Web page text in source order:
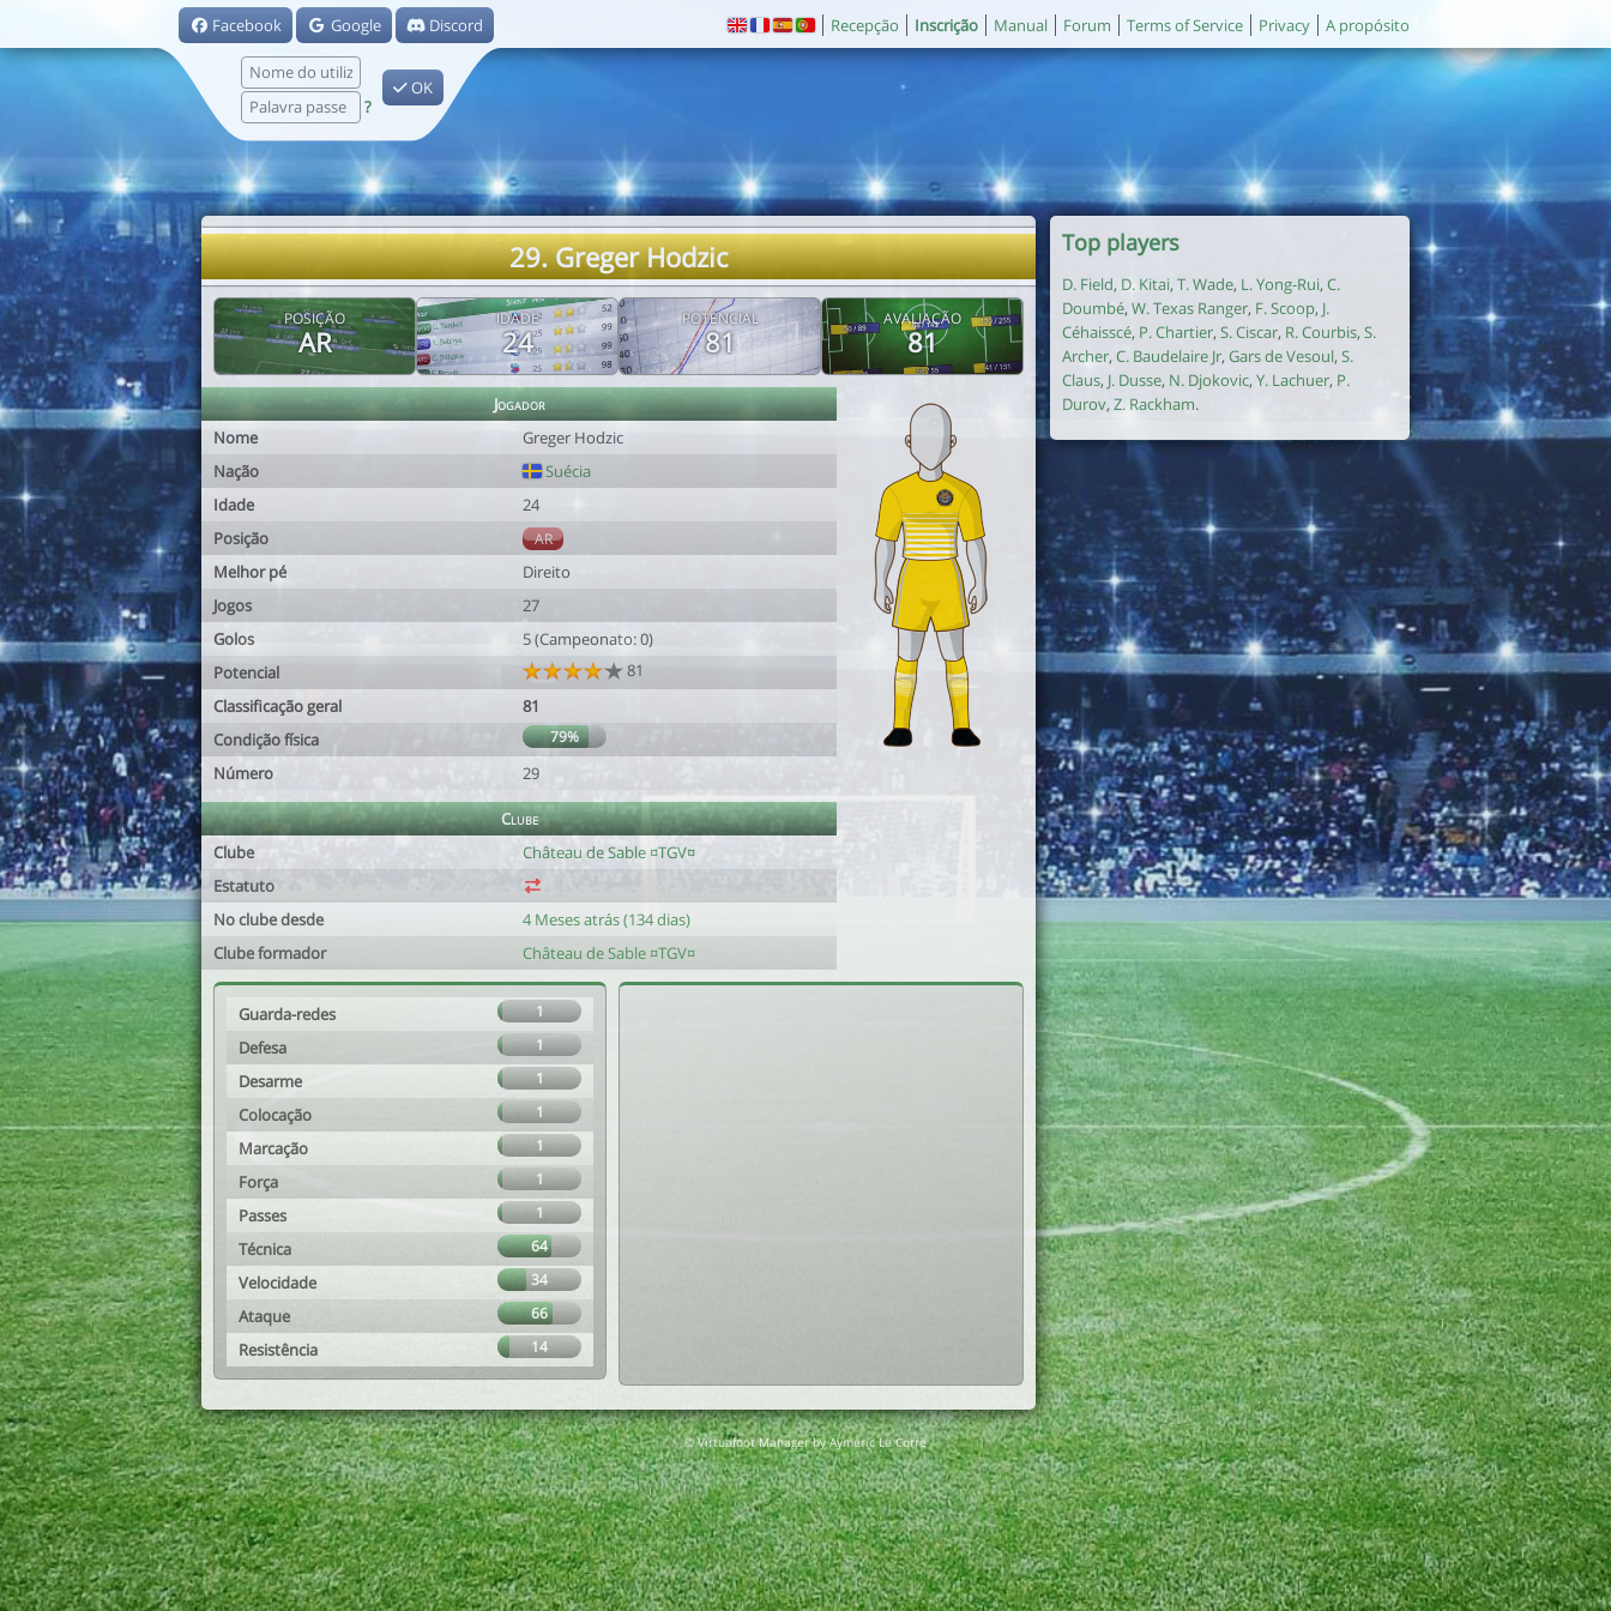
Facebook Google Discord
?
OK
Recepção Inscrição Manual Forum Terms of Service Privacy A propósito
29. Greger Hodzic
POSIÇÃO
AR
IDADE
24
POTENCIAL
81
AVALIAÇÃO
81
Jogador
Nome
Greger Hodzic
Nação
Suécia
Idade
24
Posição
AR
Melhor pé
Direito
Jogos
27
Golos
5 (Campeonato: 0)
Potencial
81
Classificação geral
81
Condição física
79%
Número 29
Clube
Clube
Château de Sable ¤TGV¤
Estatuto
No clube desde
4 Meses atrás (134 dias)
Clube formador
Château de Sable ¤TGV¤
Guarda-redes 1
Defesa 1
Desarme 1
Colocação 1
Marcação 1
Força 1
Passes 1
Técnica 64
Velocidade 34
Ataque 66
Resistência 14
Top players
D. Field, D. Kitai, T. Wade, L. Yong-Rui, C.
Doumbé, W. Texas Ranger, F. Scoop, J.
Céhaisscé, P. Chartier, S. Ciscar, R. Courbis, S.
Archer, C. Baudelaire Jr, Gars de Vesoul, S.
Claus, J. Dusse, N. Djokovic, Y. Lachuer, P.
Durov, Z. Rackham.
© Virtuafoot Manager by Aymeric Le Corre